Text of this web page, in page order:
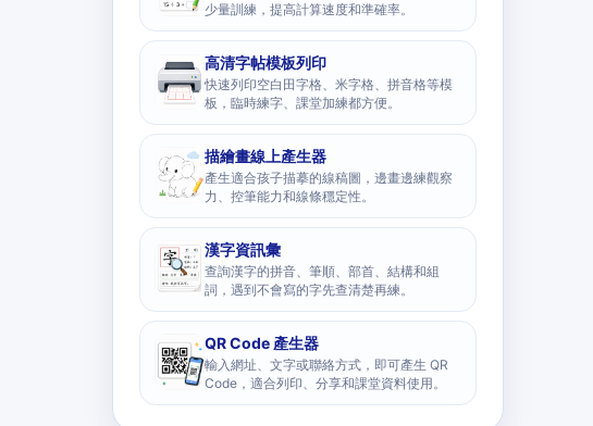
少量訓練，提高計算速度和準確率。
高清字帖模板列印
快速列印空白田字格、米字格、拼音格等模
板，臨時練字、課堂加練都方便。
描繪畫線上產生器
產生適合孩子描摹的線稿圖，邊畫邊練觀察
力、控筆能力和線條穩定性。
漢字資訊彙
查詢漢字的拼音、筆順、部首、結構和組
詞，遇到不會寫的字先查清楚再練。
QR Code 產生器
輸入網址、文字或聯絡方式，即可產生 QR
Code，適合列印、分享和課堂資料使用。